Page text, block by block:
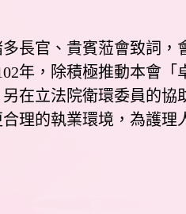
官、貴賓蒞會致詞，
年，除積極推動本會「
在立法院衛環委員的協
理的執業環境，為護理